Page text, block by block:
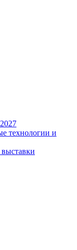
технологии и